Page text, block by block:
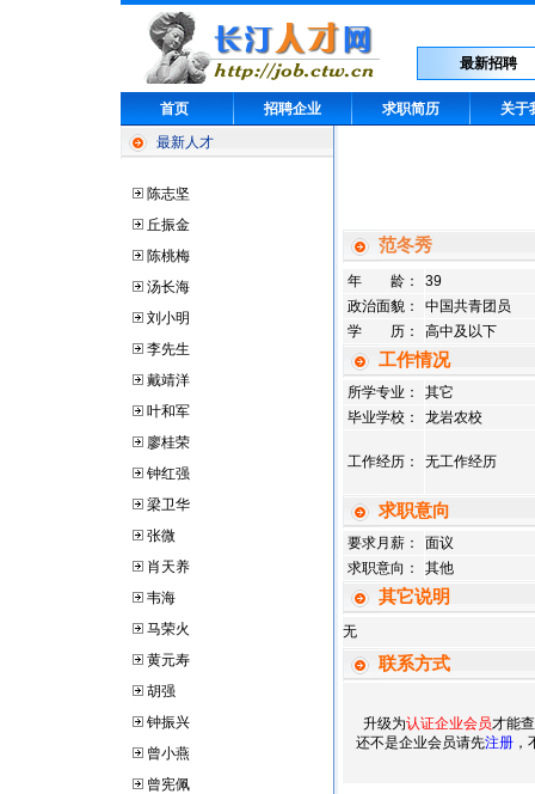
最新招聘
首页 招聘企业 求职简历
关于
最新人才
陈志坚
丘振金
陈桃梅
汤长海
刘小明
李先生
戴靖洋
叶和军
廖桂荣
钟红强
梁卫华
张微
肖天养
韦海
马荣火
黄元寿
胡强
钟振兴
曾小燕
曾宪佩
范冬秀
年 龄：
39
政治面貌：
中国共青团员
学 历：
高中及以下
工作情况
所学专业：
其它
毕业学校：
龙岩农校
工作经历： 无工作经历
求职意向
要求月薪：
面议
求职意向：
其他
其它说明
无
联系方式
升级为认证企业会员才能
还不是企业会员请先注册